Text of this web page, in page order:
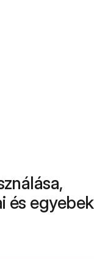
és egyebek